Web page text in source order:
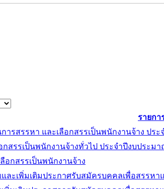
รายกา
รสรรหา และเลือกสรรเป็นพนักงานจ้าง ประ
สรรเป็นพนักงานจ้างทั่วไป ประจำปีงบประมา
อกสรรเป็นพนักงานจ้าง
ละเพิ่มเติมประกาศรับสมัครบคคลเพื่อสรรห